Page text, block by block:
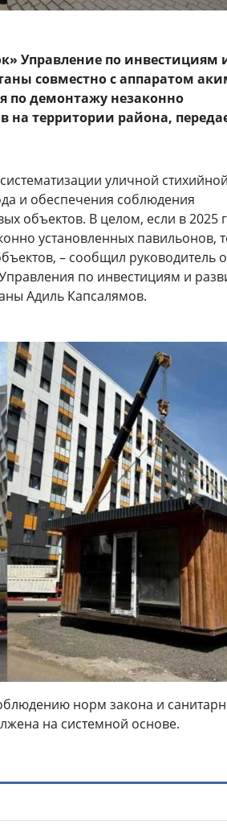
Управление по инвестициям
совместно с аппаратом
по демонтажу незаконно
на территории района,
уличной
и обеспечения соблюдения
объектов. В целом, если в 2025
установленных павильонов,
– сообщил руководитель
по инвестициям и
Адиль Капсалямов.
норм закона и
на системной основе.